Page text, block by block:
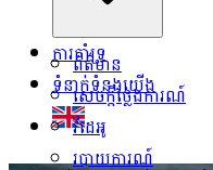
ព័ត៌មាន
សេចក្ដីថ្លែងការណ៍
វីដេអូ
របាយការណ៍
ការគាំទ្រ
ទំនាក់ទំនងយើង